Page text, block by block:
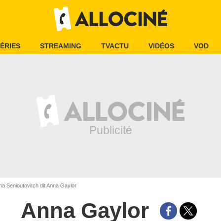
STREAMING TVACTU VIDÉOS VOD
Senioutovitch dit Anna Gaylor
Anna Gaylor